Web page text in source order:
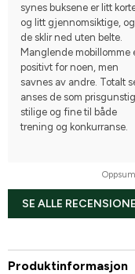
synes buksene er litt
og litt gjennomsiktige,
de sklir ned uten belte.
Manglende mobillomme
positivt for noen, men
savnes av andre. Totalt
anses de som
stilige og fine til både
trening og konkurranse.
SE ALLE
Produktinformasjon